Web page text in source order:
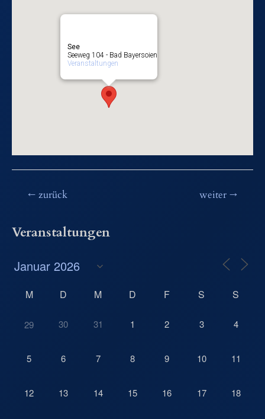
See
Seeweg 104 - Bad Bayersoien
Veranstaltungen
Beitragsnavigation
←zurück weiter→
Veranstaltungen
M D M D F S S
29 30 31 1 2 3 4
5 6 7 8 9 10 11
12 13 14 15 16 17 18